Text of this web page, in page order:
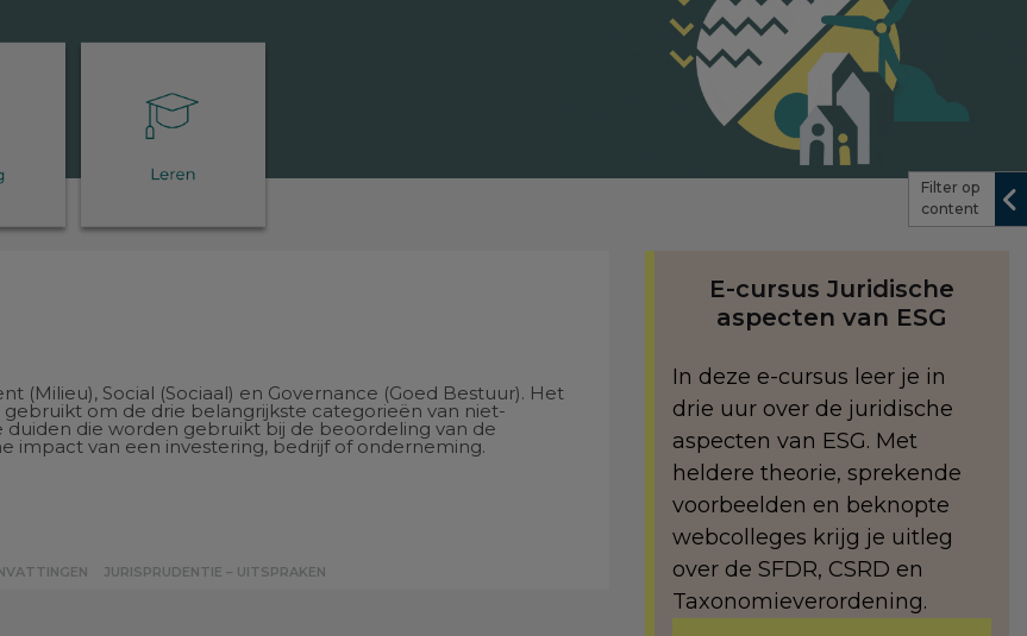
Filter op
content
(Milieu), Social (Sociaal) en Governance (Goed Bestuur). Het
om de drie belangrijkste categorieën van niet-
die worden gebruikt bij de beoordeling van de
impact van een investering, bedrijf of onderneming.
JURISPRUDENTIE – UITSPRAKEN
E-cursus Juridische
aspecten van ESG
In deze e-cursus leer je in
drie uur over de juridische
aspecten van ESG. Met
heldere theorie, sprekende
voorbeelden en beknopte
webcolleges krijg je uitleg
over de SFDR, CSRD en
Taxonomieverordening.